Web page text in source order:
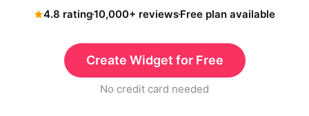
4.8 rating10,000+ reviewsFree plan available
Create Widget for Free
No credit card needed